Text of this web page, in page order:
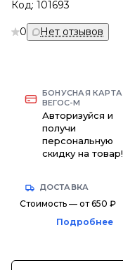
Код: 101693
0 Нет отзывов
БОНУСНАЯ КАРТА
ВЕГОС-М
Авторизуйся и
получи
персональную
скидку на товар!
ДОСТАВКА
Стоимость — от 650 ₽
Подробнее